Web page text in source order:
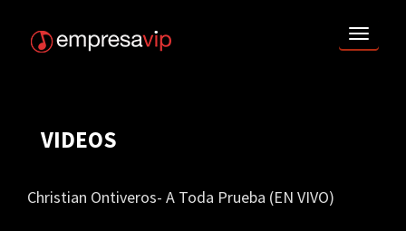
VIDEOS
Christian Ontiveros- A Toda Prueba (EN VIVO)